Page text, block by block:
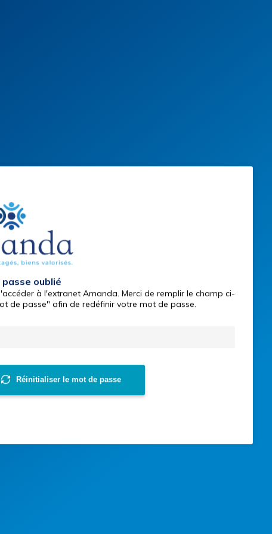
passe oublié
à l'extranet Amanda. Merci de remplir le champ ci-
de passe" afin de redéfinir votre mot de passe.
Réinitialiser le mot de passe